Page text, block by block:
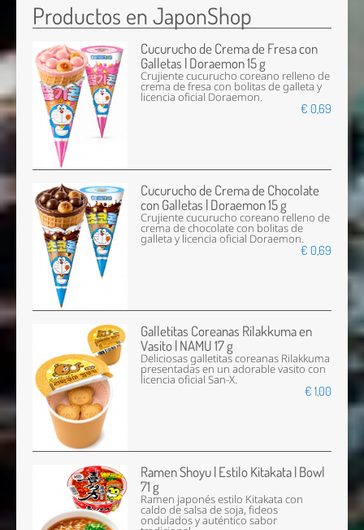
Productos en JaponShop
Cucurucho de Crema de Fresa con
Galletas | Doraemon 15 g
Crujiente cucurucho coreano relleno de
crema de fresa con bolitas de galleta y
licencia oficial Doraemon.
€ 0,69
Cucurucho de Crema de Chocolate
con Galletas | Doraemon 15 g
Crujiente cucurucho coreano relleno de
crema de chocolate con bolitas de
galleta y licencia oficial Doraemon.
€ 0,69
Galletitas Coreanas Rilakkuma en
Vasito | NAMU 17 g
Deliciosas galletitas coreanas Rilakkuma
presentadas en un adorable vasito con
licencia oficial San-X.
€ 1,00
Ramen Shoyu | Estilo Kitakata | Bowl
71 g
Ramen japonés estilo Kitakata con
caldo de salsa de soja, fideos
ondulados y auténtico sabor